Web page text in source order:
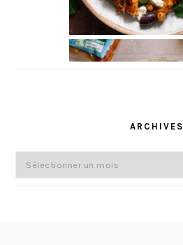
ARCHIVES
Archives